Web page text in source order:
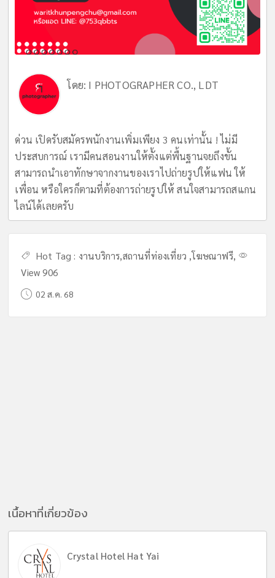
โดย: I PHOTOGRAPHER CO., LDT
ด่วน เปิดรับสมัครพนักงานเพิ่มเพียง 3 คนเท่านั้น ! ไม่มี
ประสบการณ์ เรามีคนสอนงานให้ตั้งแต่พื้นฐานจยถึงขั้น
สามารถนำเอาทักษาจากงานของเราไปถ่ายรูปให้แฟน ให้
เพื่อน หรือใครก็ตามที่ต้องการถ่ายรูปให้ สนใจสามารถสแกน
ไลน์ได้เลยครับ
Hot Tag : งานบริการ,สถานที่ท่องเที่ยว ,โฆษณาฟรี,
View 906
02 ส.ค. 68
เนื้อหาที่เกี่ยวข้อง
Crystal Hotel Hat Yai